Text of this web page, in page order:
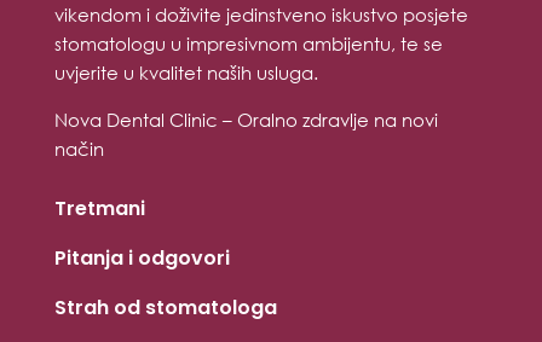
vikendom i doživite jedinstveno iskustvo posjete
stomatologu u impresivnom ambijentu, te se
uvjerite u kvalitet naših usluga.
Nova Dental Clinic – Oralno zdravlje na novi
način
Tretmani
Pitanja i odgovori
Strah od stomatologa